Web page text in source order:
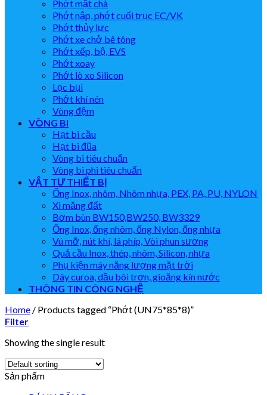
Phớt mặt chà
Phớt nắp, phớt cuối trục EC/VK
Phớt thủy lực
Phớt xe chở bê tông
Phớt xếp, bộ, EVS
Phớt xoay
Phớt lò xo Silicon
Lọc bụi
Phớt khí nén
Vòng đệm
VÒNG BI
Hạt bi cầu
Hạt bi đũa
Vòng bi tiêu chuẩn
Vòng bi phi tiêu chuẩn
VẬT TƯ THIẾT BỊ
Ống Inox, nhôm, Nhôm nhựa, PEX, PA, PU, NYLON
Xi măng đất
Bơm bùn BW150,BW250, BW3329
Ống Inox, ống nhôm, ống Nylon, ống nhựa
Vú mỡ, nút khí, lá phíp, Vòi phun sương
Quả cầu Inox, thép, nhôm, Silicon, nhựa
Phụ kiện máy năng lượng mặt trời
Dây curoa, dầu bôi trơn, gioăng kín nước
THÔNG TIN CÔNG NGHỆ
Home / Products tagged “Phớt (UN75*85*8)”
Filter
Showing the single result
Sản phẩm